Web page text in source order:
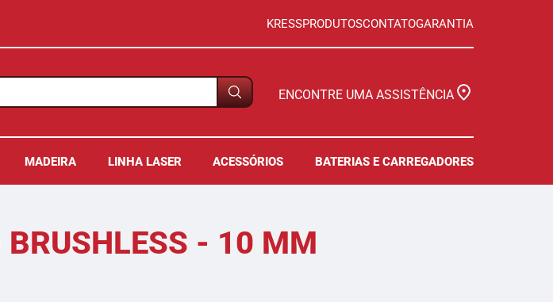
KRESSPRODUTOSCONTATOGARANTIA
ENCONTRE UMA ASSISTÊNCIA
MADEIRA LINHA LASER ACESSÓRIOS BATERIAS E CARREGADORES
BRUSHLESS - 10 MM